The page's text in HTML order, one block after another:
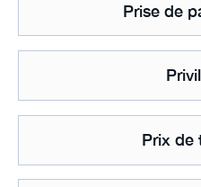
Prise de
Prix de